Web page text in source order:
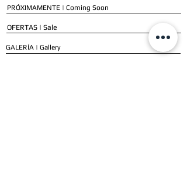
PRÓXIMAMENTE | Coming Soon
OFERTAS | Sale
GALERÍA | Gallery